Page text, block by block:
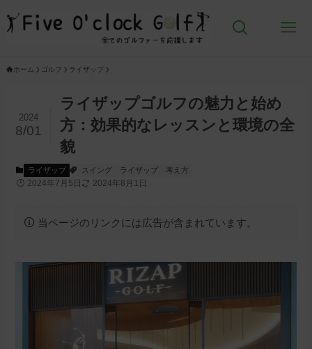
ホーム ゴルフ ライザップ
ライザップゴルフの魅力と始め
方：効果的なレッスンと環境の全
貌
2024
8/01
ライザップ スイング ライザップ 考え方
2024年7月5日 2024年8月1日
当ページのリンクには広告が含まれています。